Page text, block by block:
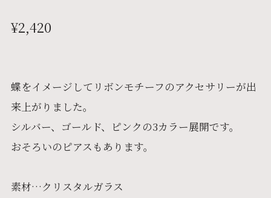
¥2,420
蝶をイメージしてリボンモチーフのアクセサリーが出
来上がりました。
シルバー、ゴールド、ピンクの3カラー展開です。
おそろいのピアスもあります。
素材…クリスタルガラス